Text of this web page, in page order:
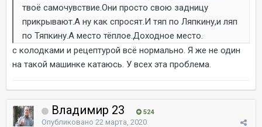
твоё самочувствие.Они просто свою задницу
прикрывают.А ну как спросят.И тяп по Ляпкину,и ляп
по Тяпкину.А место тёплое.Доходное место.
с колодками и рецептурой всё нормально. Я же не один
на такой машинке катаюсь. У всех эта проблема.
Владимир 23 524
Опубликовано 22 марта, 2020